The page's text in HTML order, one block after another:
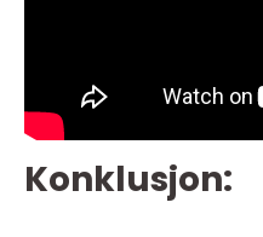
Konklusjon: